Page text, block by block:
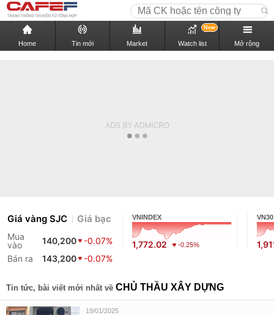
Home Tin mới Market Watch list
New
Mở rộng
Giá vàng SJC Giá bạc
Mua
vào
140,200
-0.07%
Bán ra
143,200 -0.07%
VNINDEX
1,772.02 -0.25%
VN30
Tin tức, bài viết mới nhất về CHỦ THẦU XÂY DỰNG
19/01/2025